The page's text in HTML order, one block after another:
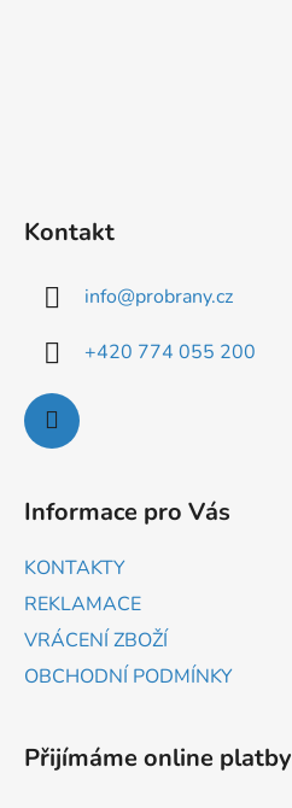
Kontakt
info@probrany.cz
+420 774 055 200
Informace pro Vás
KONTAKTY
REKLAMACE
VRÁCENÍ ZBOŽÍ
OBCHODNÍ PODMÍNKY
Přijímáme online platby